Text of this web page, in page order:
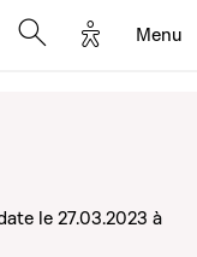
Options
Menu
le 27.03.2023 à